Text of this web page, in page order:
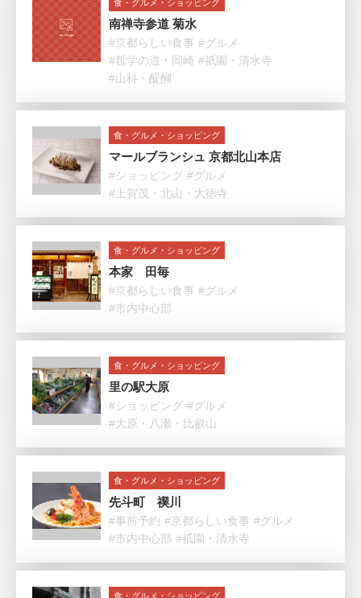
食・グルメ・ショッピング
南禅寺参道 菊水
#京都らしい食事 #グルメ
#哲学の道・岡崎 #祇園・清水寺
#山科・醍醐
食・グルメ・ショッピング
マールブランシュ 京都北山本店
#ショッピング #グルメ
#上賀茂・北山・大徳寺
食・グルメ・ショッピング
本家 田毎
#京都らしい食事 #グルメ
#市内中心部
食・グルメ・ショッピング
里の駅大原
#ショッピング #グルメ
#大原・八瀬・比叡山
食・グルメ・ショッピング
先斗町 禊川
#事前予約 #京都らしい食事 #グルメ
#市内中心部 #祇園・清水寺
食・グルメ・ショッピング